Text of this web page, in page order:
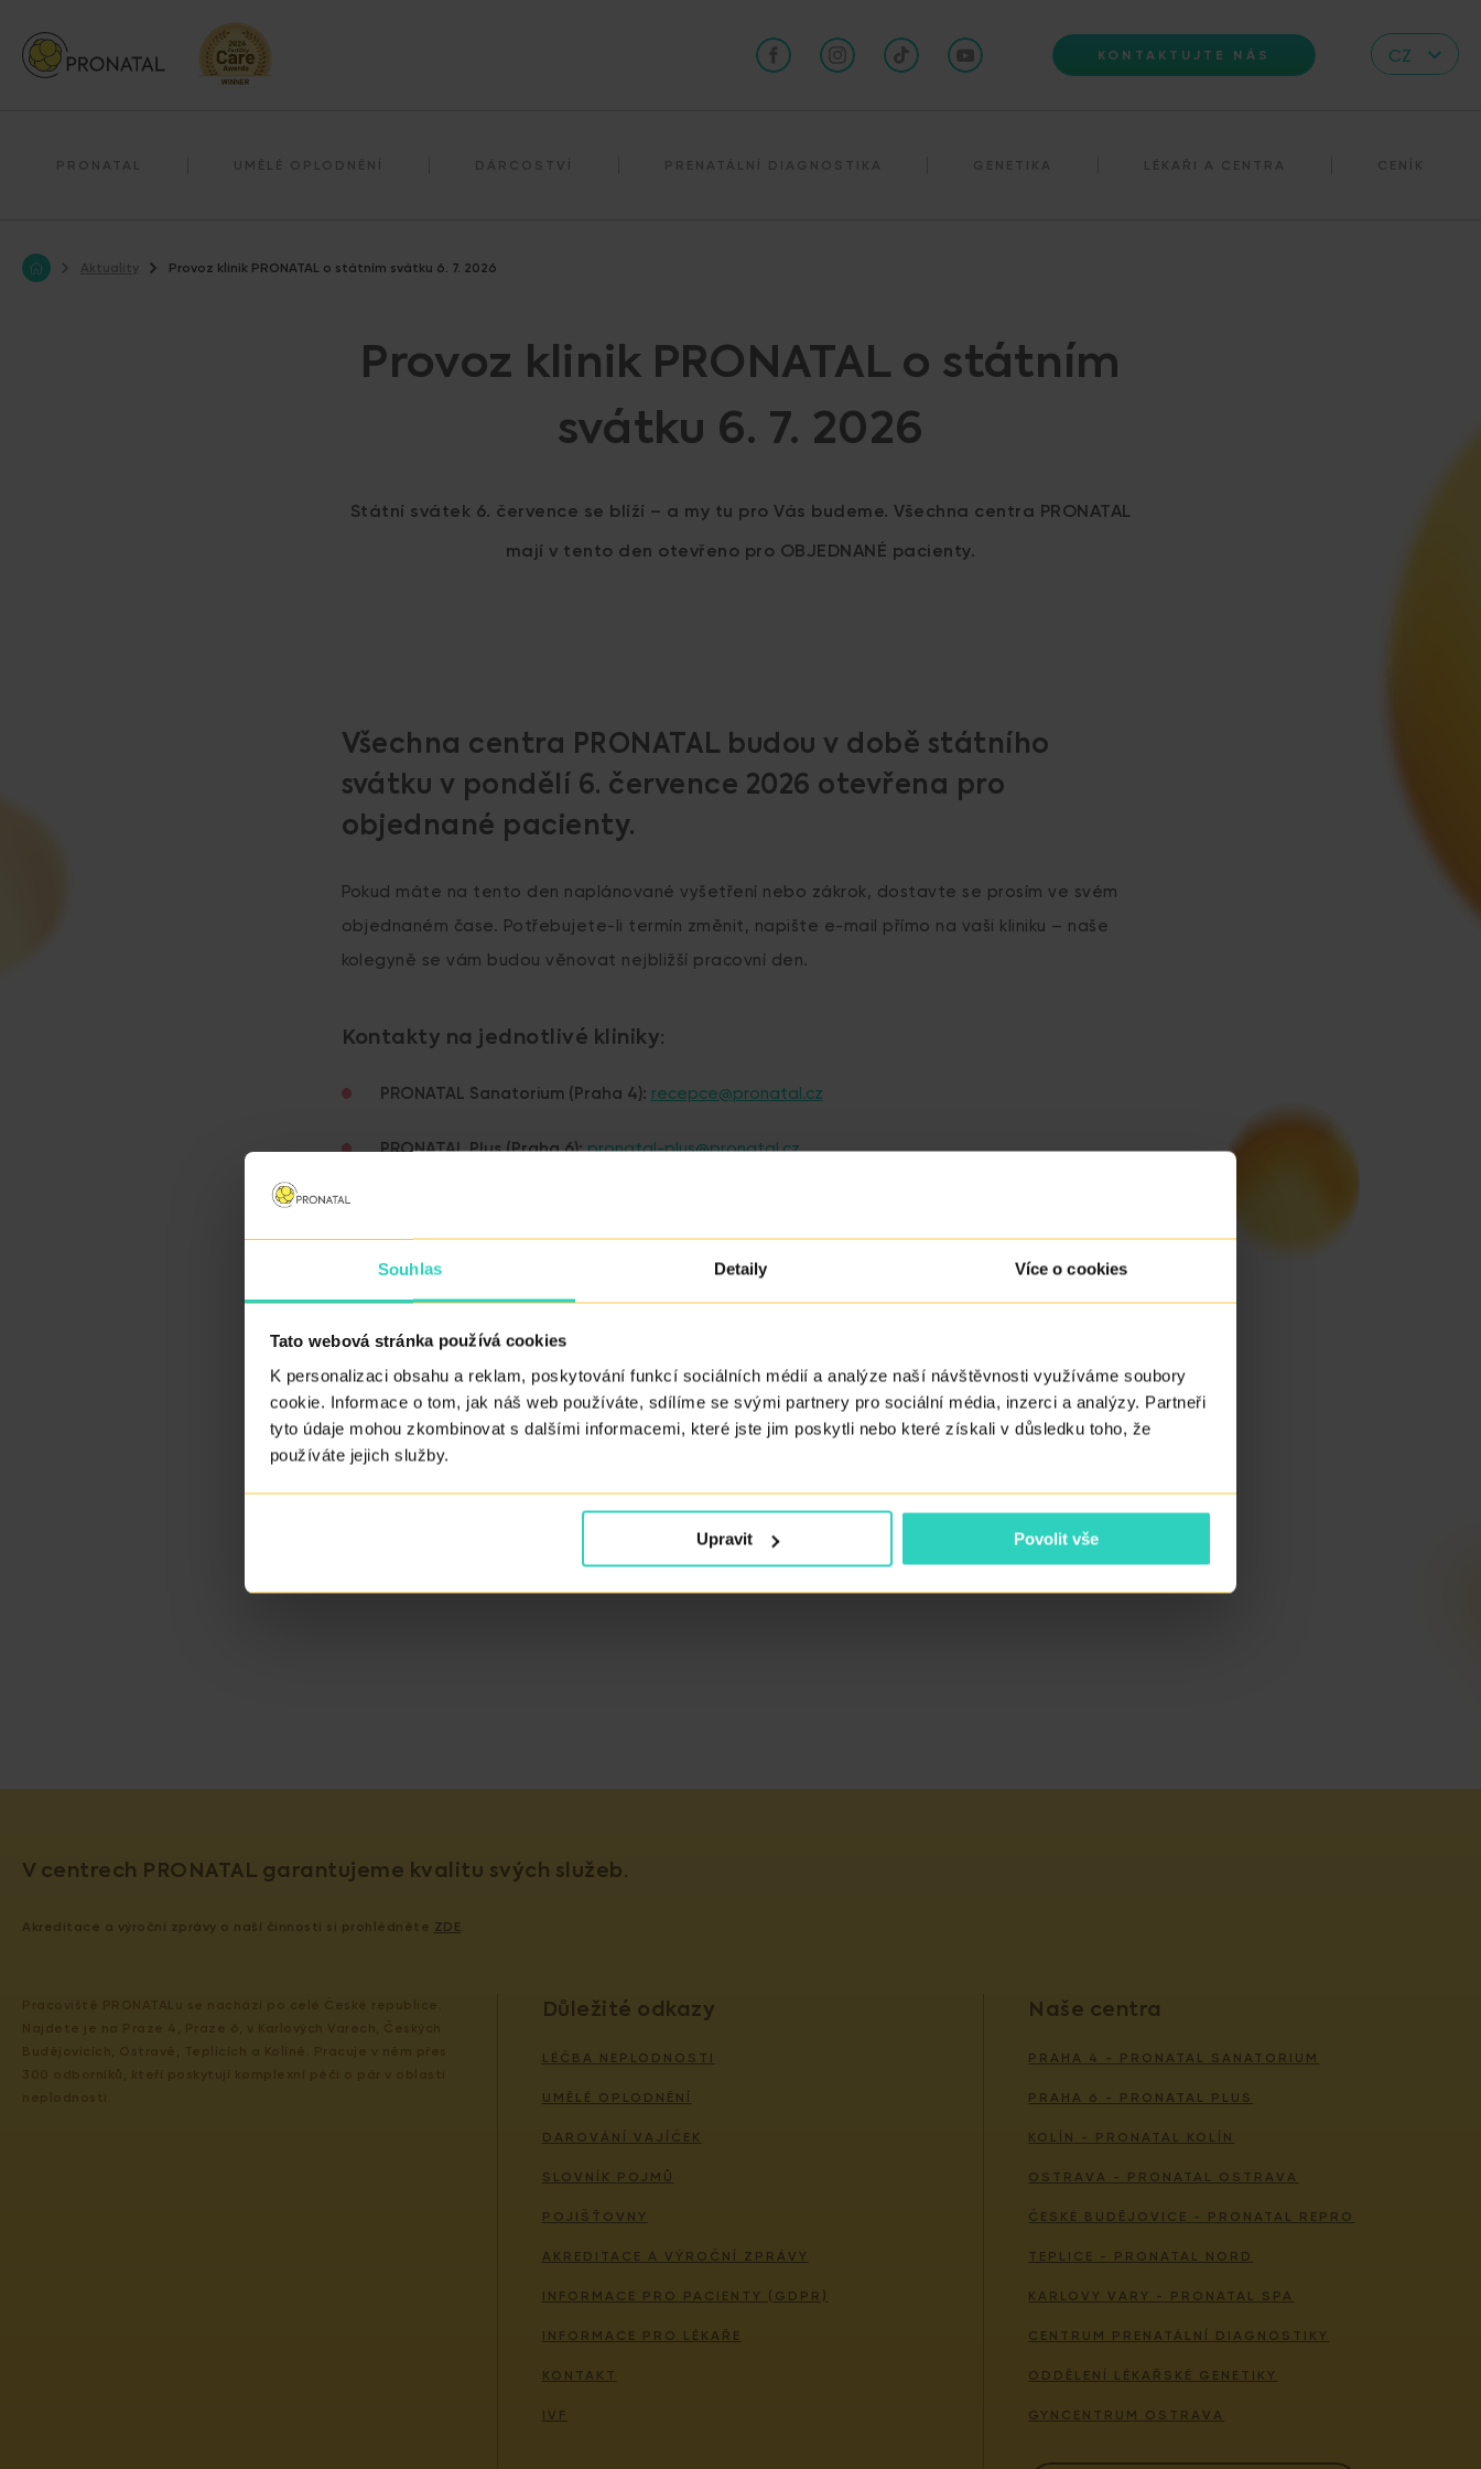
Souhlas Detaily Více o cookies
Tato webová stránka používá cookies
K personalizaci obsahu a reklam, poskytování funkcí sociálních médií a analýze naší návštěvnosti využíváme soubory
cookie. Informace o tom, jak náš web používáte, sdílíme se svými partnery pro sociální média, inzerci a analýzy. Partneři
tyto údaje mohou zkombinovat s dalšími informacemi, které jste jim poskytli nebo které získali v důsledku toho, že
používáte jejich služby.
Upravit Povolit vše
KONTAKTUJTE NÁS
CZ
IT
PRONATAL UMĚLÉ OPLODNĚNÍ DÁRCOSTVÍ PRENATÁLNÍ DIAGNOSTIKA GENETIKA LÉKAŘI A CENTRA CENÍK
Aktuality Provoz klinik PRONATAL o státním svátku 6. 7. 2026
Provoz klinik PRONATAL o státním
svátku 6. 7. 2026
Státní svátek 6. července se blíží – a my tu pro Vás budeme. Všechna centra PRONATAL
mají v tento den otevřeno pro OBJEDNANÉ pacienty.
Všechna centra PRONATAL budou v době státního
svátku v pondělí 6. července 2026 otevřena pro
objednané pacienty.
Pokud máte na tento den naplánované vyšetření nebo zákrok, dostavte se prosím ve svém
objednaném čase. Potřebujete-li termín změnit, napište e-mail přímo na vaši kliniku – naše
kolegyně se vám budou věnovat nejbližší pracovní den.
Kontakty na jednotlivé kliniky:
PRONATAL Sanatorium (Praha 4): recepce@pronatal.cz
PRONATAL Plus (Praha 6): pronatal-plus@pronatal.cz
PRONATAL Repro (České Budějovice): info-repro@pronatal.cz
PRONATAL Ostrava:info@pronatalostrava.cz
V centrech PRONATAL garantujeme kvalitu svých služeb.
Akreditace a výroční zprávy o naší činnosti si prohlédněte ZDE
Důležité odkazy
LÉČBA NEPLODNOSTI
UMĚLÉ OPLODNĚNÍ
DAROVÁNÍ VAJÍČEK
SLOVNÍK POJMŮ
POJIŠŤOVNY
AKREDITACE A VÝROČNÍ ZPRÁVY
INFORMACE PRO PACIENTY (GDPR)
INFORMACE PRO LÉKAŘE
KONTAKT
IVF
Naše centra
PRAHA 4 - PRONATAL SANATORIUM
PRAHA 6 - PRONATAL PLUS
KOLÍN - PRONATAL KOLÍN
OSTRAVA - PRONATAL OSTRAVA
ČESKÉ BUDĚJOVICE - PRONATAL REPRO
TEPLICE - PRONATAL NORD
KARLOVY VARY - PRONATAL SPA
CENTRUM PRENATÁLNÍ DIAGNOSTIKY
ODDĚLENÍ LÉKAŘSKÉ GENETIKY
GYNCENTRUM OSTRAVA